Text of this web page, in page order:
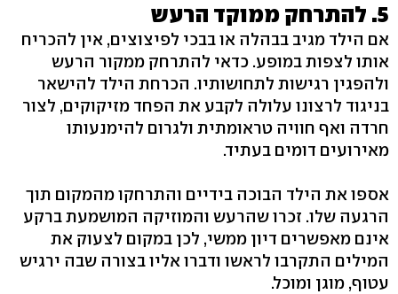
5. להתרחק ממוקד הרעש
אם הילד מגיב בבהלה או בבכי לפיצוצים, אין להכריח
אותו לצפות במופע. כדאי להתרחק ממקור הרעש
ולהפגין רגישות לתחושותיו. הכרחת הילד להישאר
בניגוד לרצונו עלולה לקבע את הפחד מזיקוקים, לצור
חרדה ואף חוויה טראומתית ולגרום להימנעותו
מאירועים דומים בעתיד.
אספו את הילד הבוכה בידיים והתרחקו מהמקום תוך
הרגעה שלו. זכרו שהרעש והמוזיקה המושמעת ברקע
אינם מאפשרים דיון ממשי, לכן במקום לצעוק את
המילים התקרבו לראשו ודברו אליו בצורה שבה ירגיש
עטוף, מוגן ומוכל.